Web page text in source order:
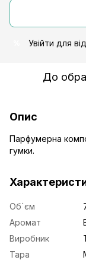
Увійти для
До
Опис
Парфумерна
гумки.
Об`єм
Аромат
Виробник
Тара